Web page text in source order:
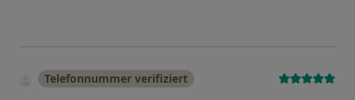
Telefonnummer verifiziert